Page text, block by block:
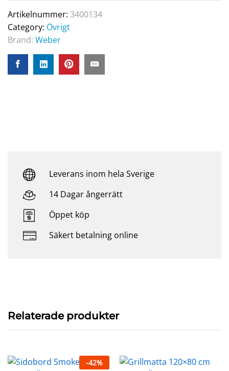
Artikelnummer: 3400134
Category: Övrigt
Brand: Weber
Leverans inom hela Sverige
14 Dagar ångerrätt
Öppet köp
Säkert betalning online
Relaterade produkter
-42%